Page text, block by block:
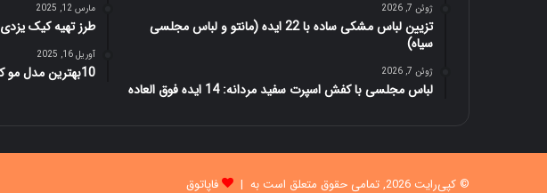
ژوئن 7, 2026
تزیین لباس مشکی ساده با 22 ایده (مانتو و لباس مجلسی
سیاه)
ژوئن 7, 2026
لباس مجلسی با کفش اسپرت سفید مردانه: 14 ایده فوق العاده
مارس 12, 2025
طرز تهیه کیک
آوریل 16, 2025
10بهترین مدل مو کوتاه دخترانه تا گردن کره ای+ عکس
© کپی‌رایت 2026, تمامی حقوق متعلق است به | فاپاتوق